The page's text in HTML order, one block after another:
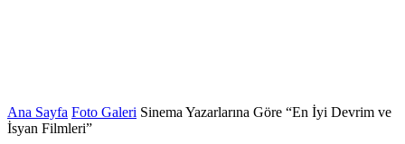
Ana Sayfa Foto Galeri Sinema Yazarlarına Göre “En İyi Devrim ve
İsyan Filmleri”